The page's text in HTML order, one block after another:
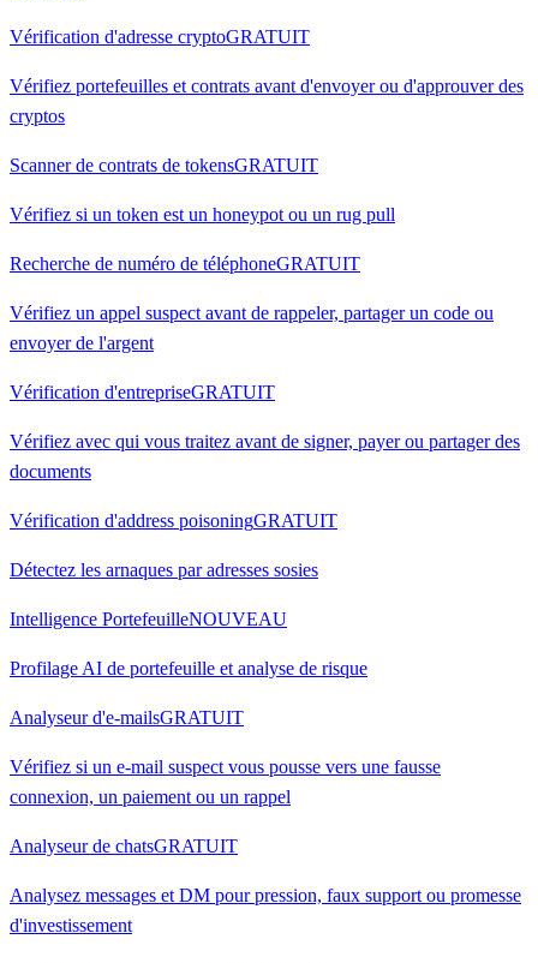
Vérification d'adresse cryptoGRATUIT
Vérifiez portefeuilles et contrats avant d'envoyer ou d'approuver des
cryptos
Scanner de contrats de tokensGRATUIT
Vérifiez si un token est un honeypot ou un rug pull
Recherche de numéro de téléphoneGRATUIT
Vérifiez un appel suspect avant de rappeler, partager un code ou
envoyer de l'argent
Vérification d'entrepriseGRATUIT
Vérifiez avec qui vous traitez avant de signer, payer ou partager des
documents
Vérification d'address poisoningGRATUIT
Détectez les arnaques par adresses sosies
Intelligence PortefeuilleNOUVEAU
Profilage AI de portefeuille et analyse de risque
Analyseur d'e-mailsGRATUIT
Vérifiez si un e-mail suspect vous pousse vers une fausse
connexion, un paiement ou un rappel
Analyseur de chatsGRATUIT
Analysez messages et DM pour pression, faux support ou promesse
d'investissement